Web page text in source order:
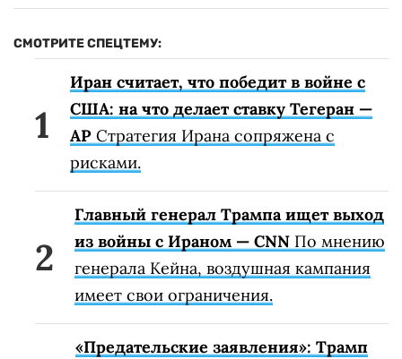
СМОТРИТЕ СПЕЦТЕМУ:
Иран считает, что победит в войне с
США: на что делает ставку Тегеран —
AP Стратегия Ирана сопряжена с
рисками.
Главный генерал Трампа ищет выход
из войны с Ираном — CNN По мнению
генерала Кейна, воздушная кампания
имеет свои ограничения.
«Предательские заявления»: Трамп